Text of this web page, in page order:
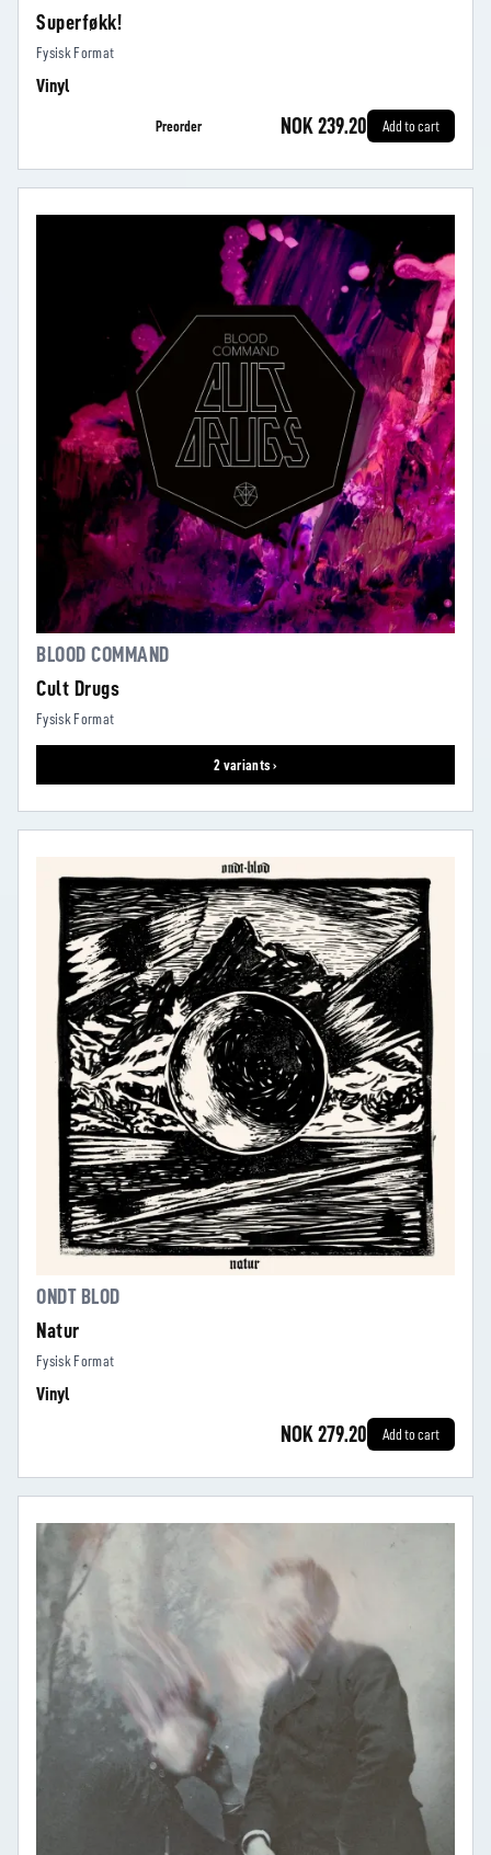
Superføkk!
Fysisk Format
Vinyl
Preorder NOK 239.20 Add to cart
BLOOD COMMAND
Cult Drugs
Fysisk Format
2 variants ›
ONDT BLOD
Natur
Fysisk Format
Vinyl
NOK 279.20 Add to cart